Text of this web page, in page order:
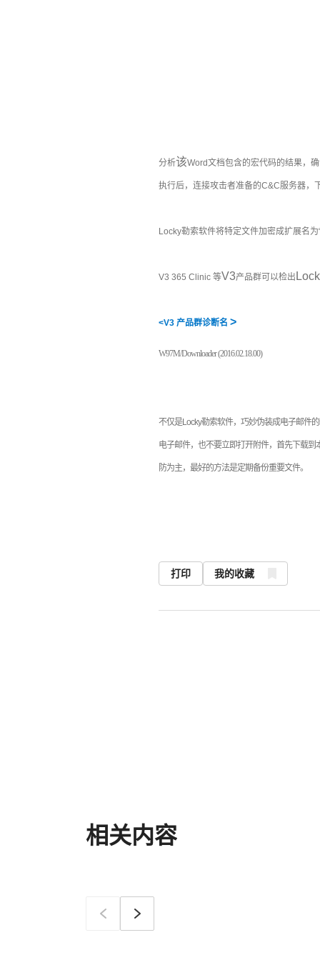
分析该Word文档包含的宏代码的结果，
执行后，连接攻击者准备的C&C服务器，
Locky勒索软件将特定文件加密成扩展名为
V3 365 Clinic 等V3产品群可以检出
<V3 产品群诊断名 >
W97M/Downloader (2016.02.18.00)
不仅是Locky勒索软件，巧妙伪装成电子邮件
电子邮件，也不要立即打开附件，首先下载到
防为主，最好的方法是定期备份重要文件。
打印 我的收藏
相关内容
이전 确定